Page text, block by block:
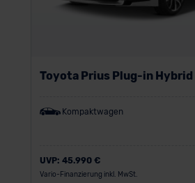
Toyota Prius Plug-in Hybrid
Kompaktwagen
UVP: 45.990 €
Vario-Finanzierung inkl. MwSt.